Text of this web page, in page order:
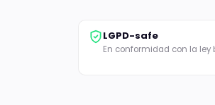
LGPD-safe
En conformidad con la ley